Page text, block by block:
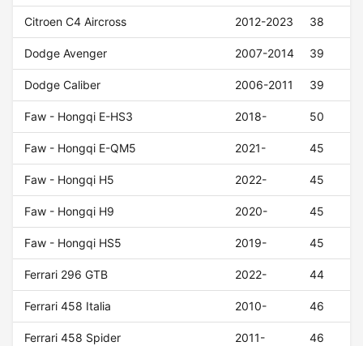
Citroen C4 Aircross 2012-2023 38
Dodge Avenger 2007-2014 39
Dodge Caliber 2006-2011 39
Faw - Hongqi E-HS3 2018- 50
Faw - Hongqi E-QM5 2021- 45
Faw - Hongqi H5 2022- 45
Faw - Hongqi H9 2020- 45
Faw - Hongqi HS5 2019- 45
Ferrari 296 GTB 2022- 44
Ferrari 458 Italia 2010- 46
Ferrari 458 Spider 2011- 46